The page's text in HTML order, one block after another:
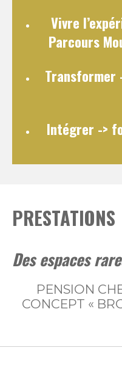
Vivre
Parcours
Transformer
Intégrer ->
PRESTATIONS
Des espaces
PENSION
CONCEPT «